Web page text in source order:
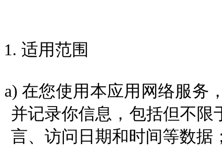
1. 适用范围
a) 在您使用本应用网络服务
并记录你信息 ，包括但不
言、访问日期和时间等数据